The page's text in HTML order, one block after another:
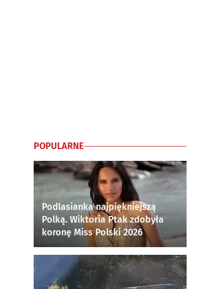
POPULARNE
Podlasianka najpiękniejszą
Polką. Wiktoria Ptak zdobyła
koronę Miss Polski 2026